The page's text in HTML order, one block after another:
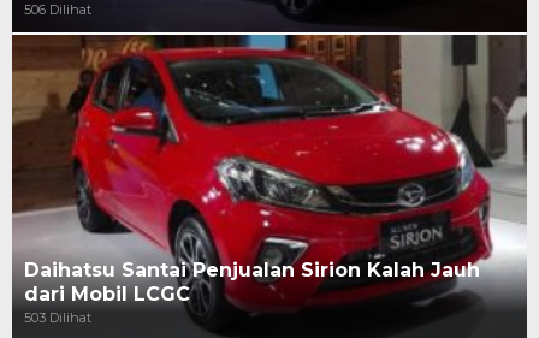
506 Dilihat
Daihatsu Santai Penjualan Sirion Kalah Jauh
dari Mobil LCGC
503 Dilihat